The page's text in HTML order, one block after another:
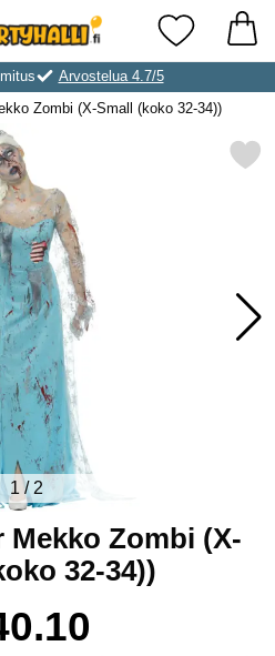
laajennettu Partyhallen AB
Suosikkini
Arvostelua 4.7/5
Zombi (X-Small (koko 32-34))
jääkuningatar Mekko Zombi
1 / 2
Mekko Zombi (X-
32-34))